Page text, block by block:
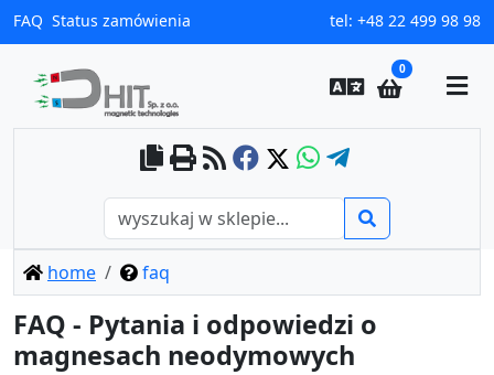
FAQ Status zamówienia tel: +48 22 499 98 98
0
home faq
FAQ - Pytania i odpowiedzi o
magnesach neodymowych